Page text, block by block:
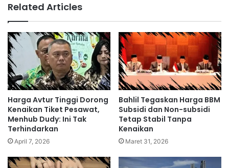
Related Articles
Harga Avtur Tinggi Dorong
Kenaikan Tiket Pesawat,
Menhub Dudy: Ini Tak
Terhindarkan
April 7, 2026
Bahlil Tegaskan Harga BBM
Subsidi dan Non-subsidi
Tetap Stabil Tanpa
Kenaikan
Maret 31, 2026